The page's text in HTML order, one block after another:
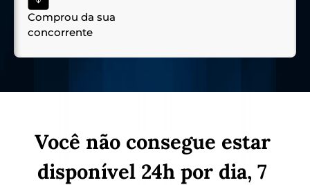
Comprou da sua
concorrente
Você não consegue estar
disponível 24h por dia, 7